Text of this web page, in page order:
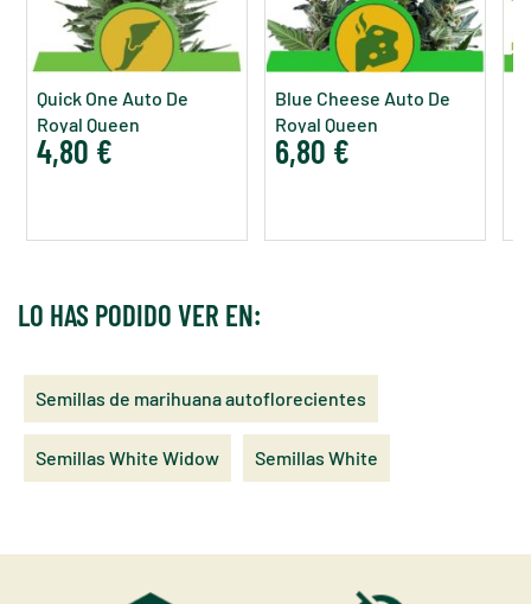
Quick One Auto De
Royal Queen
4,80 €
Blue Cheese Auto De
Royal Queen
6,80 €
LO HAS PODIDO VER EN:
Semillas de marihuana autoflorecientes
Semillas White Widow Semillas White